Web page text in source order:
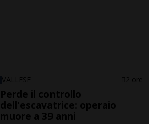
VALLESE 2 ore
Perde il controllo
dell'escavatrice: operaio
muore a 39 anni